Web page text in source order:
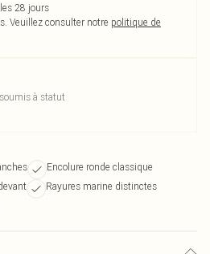
28 jours
Veuillez consulter notre politique de
à statut
Encolure ronde classique
Rayures marine distinctes